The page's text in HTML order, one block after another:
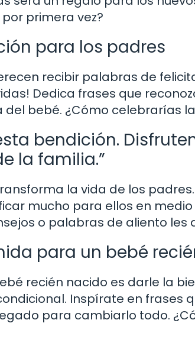
primera vez?
para los padres
recibir palabras de
Dedica frases que
del bebé. ¿Cómo celebrarías
bendición.
la familia.”
la vida de los
mucho para ellos en
o palabras de aliento
para un bebé
recién nacido es darle la
Inspírate en frases
para cambiarlo todo.